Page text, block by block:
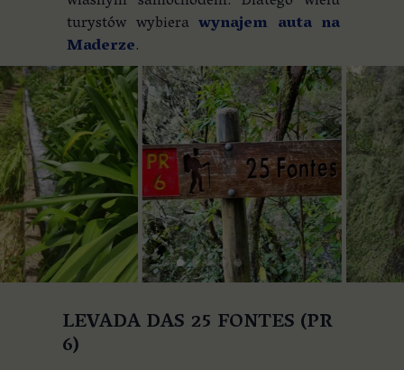
LEVADA DAS 25 FONTES (PR
6)
turystów wybiera wynajem auta na
Maderze.